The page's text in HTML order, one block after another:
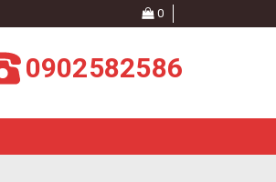
0
0902582586